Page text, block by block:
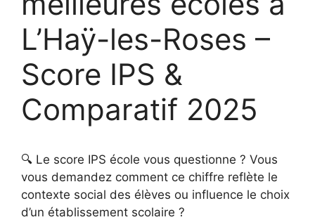
L’Haÿ-les-Roses –
Score IPS &
Comparatif 2025
🔍 Le score IPS école vous questionne ? Vous
vous demandez comment ce chiffre reflète le
contexte social des élèves ou influence le choix
d’un établissement scolaire ?